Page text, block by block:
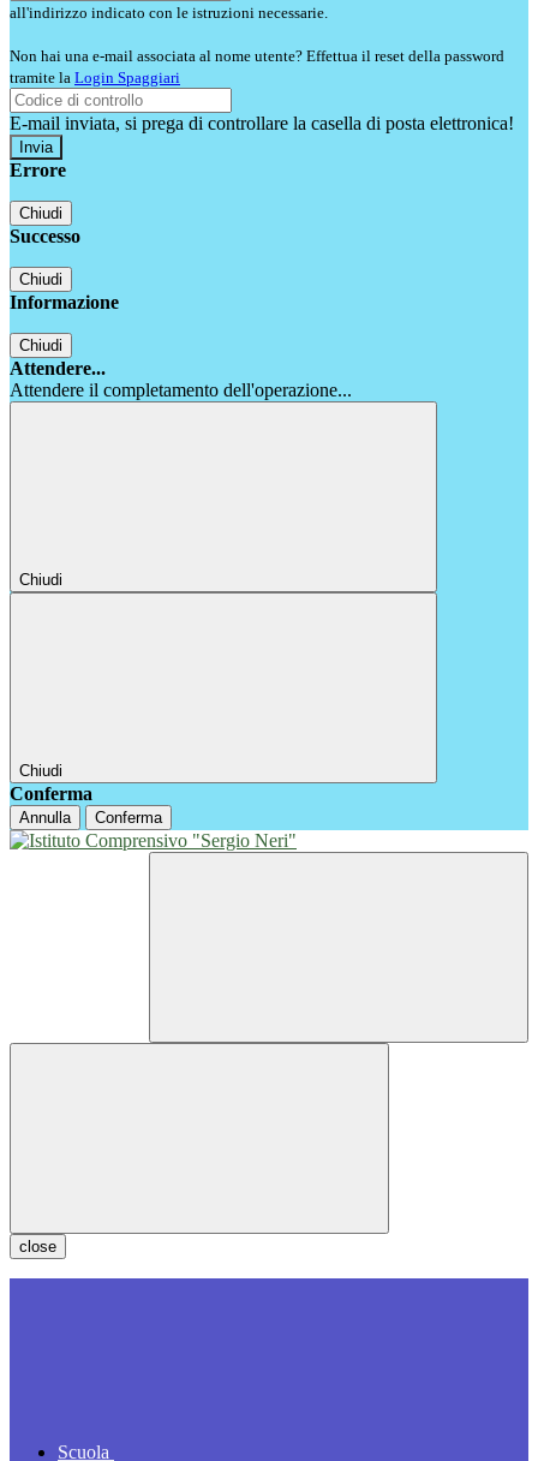
all'indirizzo indicato con le istruzioni necessarie.
Non hai una e-mail associata al nome utente? Effettua il reset della password
tramite la Login Spaggiari
E-mail inviata, si prega di controllare la casella di posta elettronica!
Errore
Chiudi
Successo
Chiudi
Informazione
Chiudi
Attendere...
Attendere il completamento dell'operazione...
Chiudi
Chiudi
Conferma
Annulla Conferma
close
Scuola